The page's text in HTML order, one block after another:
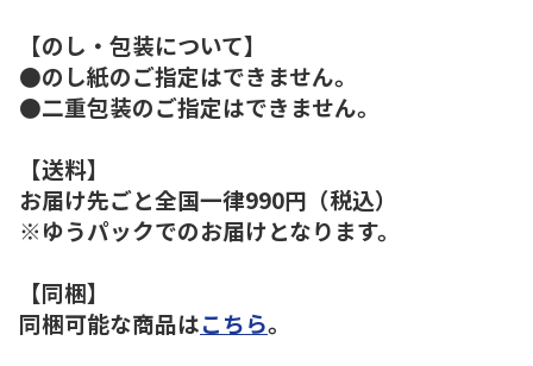
【のし・包装について】
●のし紙のご指定はできません。
●二重包装のご指定はできません。
【送料】
お届け先ごと全国一律990円（税込）
※ゆうパックでのお届けとなります。
【同梱】
同梱可能な商品はこちら。